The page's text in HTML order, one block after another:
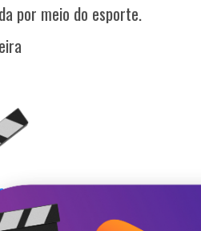
por meio do esporte.
seletiva para Jogos Mundiais